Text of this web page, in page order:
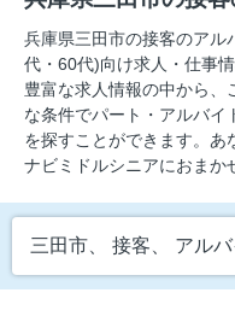
兵庫県三田市の接客のアル
代・60代)向け求⼈・仕事
豊富な求人情報の中から、
な条件でパート・アルバイ
を探すことができます。あ
ナビミドルシニアにおまか
三田市、 接客、 アル